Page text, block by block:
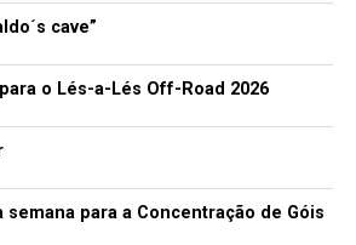
cave”
o Lés-a-Lés Off-Road 2026
semana para a Concentração de Góis